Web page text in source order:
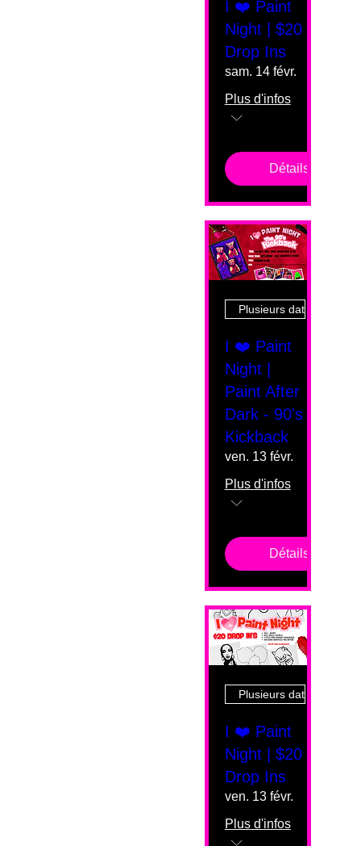
I ❤️ Paint
Night | $20
Drop Ins
sam. 14 févr.
Plus d'infos
Détails
Plusieurs dates
I ❤️ Paint
Night |
Paint After
Dark - 90's
Kickback
ven. 13 févr.
Plus d'infos
Détails
Plusieurs dates
I ❤️ Paint
Night | $20
Drop Ins
ven. 13 févr.
Plus d'infos